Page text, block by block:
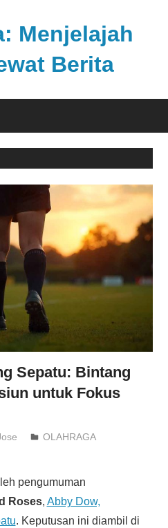
Menjelajah
Berita
Sepatu: Bintang
untuk Fokus
OLAHRAGA
pengumuman
Roses, Abby Dow,
. Keputusan ini diambil di